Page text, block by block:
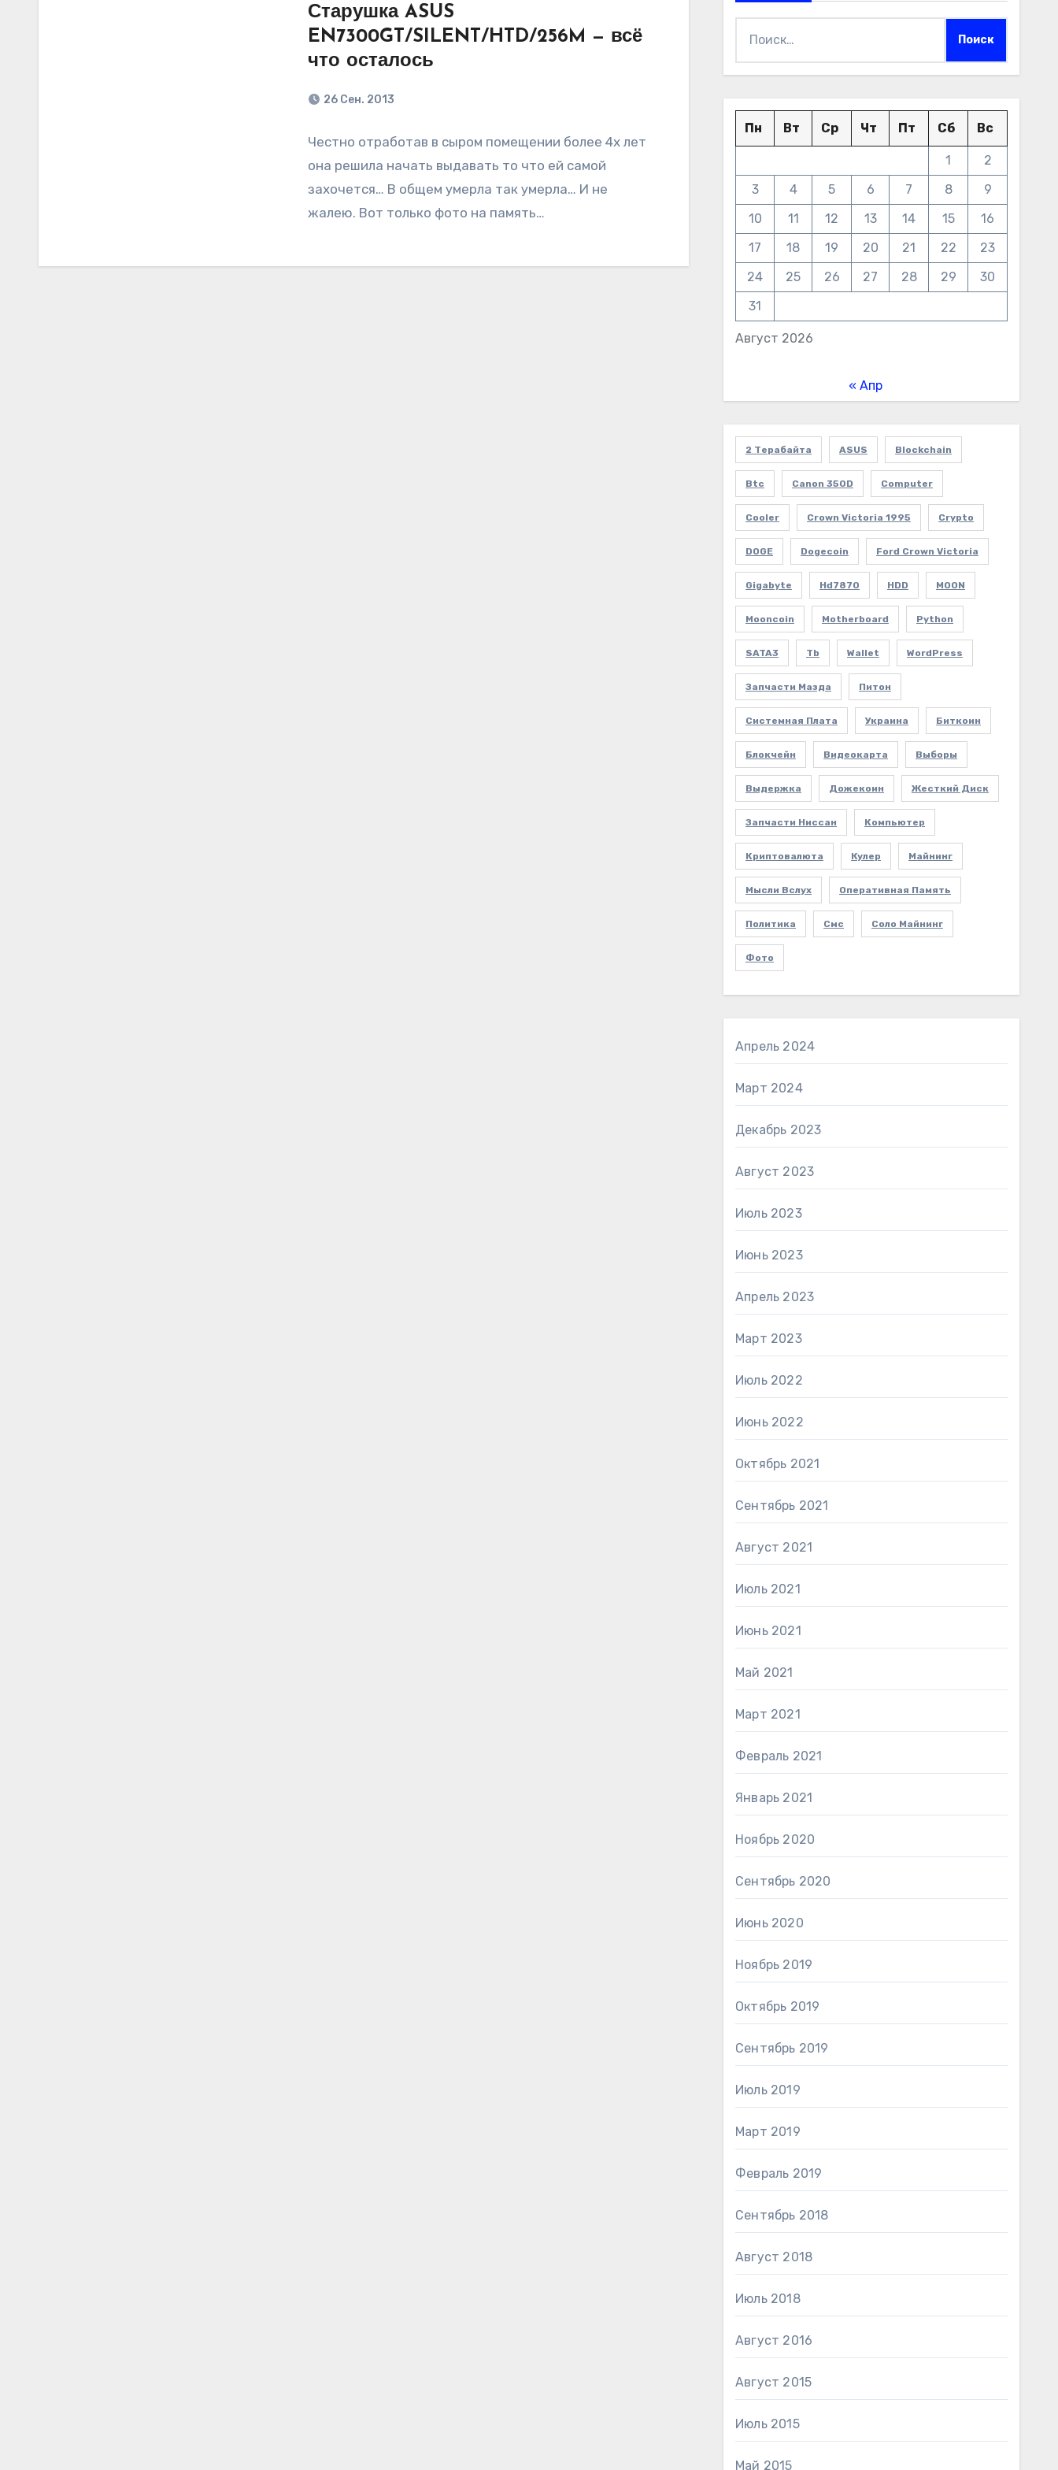
Старушка ASUS
EN7300GT/SILENT/HTD/256M — всё
что осталось
26 Сен. 2013
Честно отработав в сыром помещении более 4х лет
она решила начать выдавать то что ей самой
захочется… В общем умерла так умерла… И не
жалею. Вот только фото на память…
Август 2026
Пн Вт Ср Чт Пт Сб Вс
1
2
3
4 5 6 7 8
9
10
11 12 13 14 15
16
17
18 19 20 21 22
23
24
25 26 27 28 29
30
31
« Апр
2 Терабайта ASUS Blockchain
Btc Canon 350D Computer
Cooler Crown Victoria 1995 Crypto
DOGE Dogecoin Ford Crown Victoria
Gigabyte Hd7870 HDD MOON
Mooncoin Motherboard Python
SATA3 Tb Wallet WordPress
Запчасти Мазда Питон
Системная Плата Украина Биткоин
Блокчейн Видеокарта Выборы
Выдержка Дожекоин Жесткий Диск
Запчасти Ниссан Компьютер
Криптовалюта Кулер Майнинг
Мысли Вслух Оперативная Память
Политика Смс Соло Майнинг
Фото
Апрель 2024
Март 2024
Декабрь 2023
Август 2023
Июль 2023
Июнь 2023
Апрель 2023
Март 2023
Июль 2022
Июнь 2022
Октябрь 2021
Сентябрь 2021
Август 2021
Июль 2021
Июнь 2021
Май 2021
Март 2021
Февраль 2021
Январь 2021
Ноябрь 2020
Сентябрь 2020
Июнь 2020
Ноябрь 2019
Октябрь 2019
Сентябрь 2019
Июль 2019
Март 2019
Февраль 2019
Сентябрь 2018
Август 2018
Июль 2018
Август 2016
Август 2015
Июль 2015
Май 2015